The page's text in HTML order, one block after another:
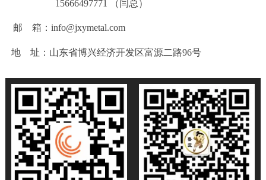
15666497771 （闫总）
邮 箱：info@jxymetal.com
地 址：山东省博兴经济开发区富源二路96号